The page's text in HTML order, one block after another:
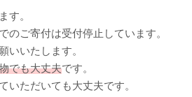
す。
のご寄付は受付停止しています。
いいたします。
でも大丈夫です。
いただいても大丈夫です。